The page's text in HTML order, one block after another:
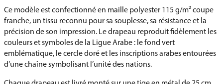
Ce modèle est confectionné en maille polyester 115 g/m² coupe
franche, un tissu reconnu pour sa souplesse, sa résistance et la
précision de son impression. Le drapeau reproduit fidèlement les
couleurs et symboles de la Ligue Arabe : le fond vert
emblématique, le cercle doré et les inscriptions arabes entourées
d’une chaîne symbolisant l’unité des nations.